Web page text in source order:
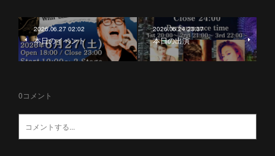
2026.06.27 02:02
本日のイベント
2026.06.24 23:37
本日の出演
0コメント